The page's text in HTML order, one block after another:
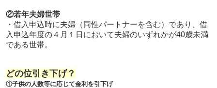
②若年夫婦世帯
・借入申込時に夫婦（同性パートナーを含む）であり、借
入申込年度の４月１日において夫婦のいずれかが40歳未満
である世帯。
どの位引き下げ？
①子供の人数等に応じて金利を引下げ